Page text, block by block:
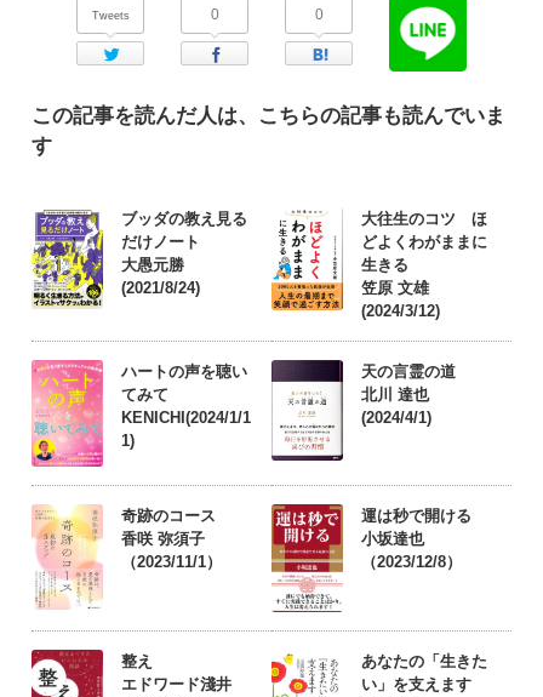
Tweets
Twitter
0
Facebook
0
はてなブックマーク
この記事を読んだ人は、こちらの記事も読んでいま
す
ブッダの教え見る
だけノート
大愚元勝
(2021/8/24)
大往生のコツ ほ
どよくわがままに
生きる
笠原 文雄
(2024/3/12)
ハートの声を聴い
てみて
KENICHI(2024/1/1
1)
天の言霊の道
北川 達也
(2024/4/1)
奇跡のコース
香咲 弥須子
（2023/11/1）
運は秒で開ける
小坂達也
（2023/12/8）
整え
エドワード淺井
あなたの「生きた
い」を支えます